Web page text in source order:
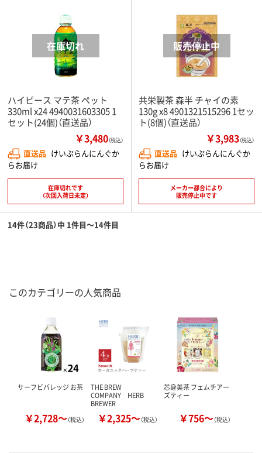
ハイピース マテ茶 ペット
330ml x24 4940031603305 1
セット(24個)（直送品）
￥3,480（税込）
直送品 けいぷらんにんぐか
らお届け
在庫切れです
（次回入荷日未定）
共栄製茶 森半 チャイの素
130g x8 4901321515296 1セッ
ト(8個)（直送品）
￥3,983（税込）
直送品 けいぷらんにんぐか
らお届け
メーカー都合により
販売停止中です
14件（23商品）中 1件目～14件目
このカテゴリーの人気商品
サーフビバレッジ お茶
￥2,728～（税込）
THE BREW
COMPANY HERB
BREWER
￥2,325～（税込）
芯身美茶 フェムチアー
ズティー
￥756～（税込）